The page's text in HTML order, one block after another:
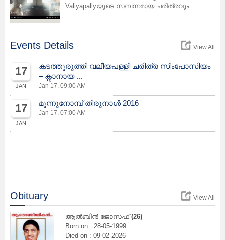
Valiyapallyയുടെ സമ്പന്നമായ ചരിത്രവും ...
Events Details View All
17
JAN
കടത്തുരുത്തി വലീയപള്ളി ചരിത്ര സിംപോസിയം
– ക്നാനായ ...
Jan 17, 09:00 AM
17
JAN
മൂന്നുനോമ്പ് തിരുനാള്‍ 2016
Jan 17, 07:00 AM
Obituary View All
ആൽബിൻ ജോസഫ്(26)
Born on : 28-05-1999
Died on : 09-02-2026